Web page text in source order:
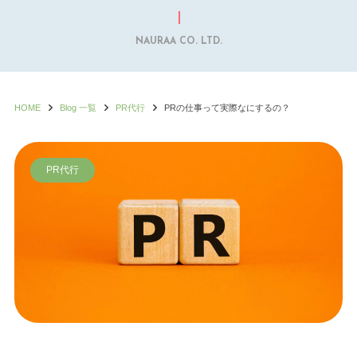
NAURAA CO. LTD.
HOME Blog 一覧 PR代行 PRの仕事って実際なにするの？
PR代行